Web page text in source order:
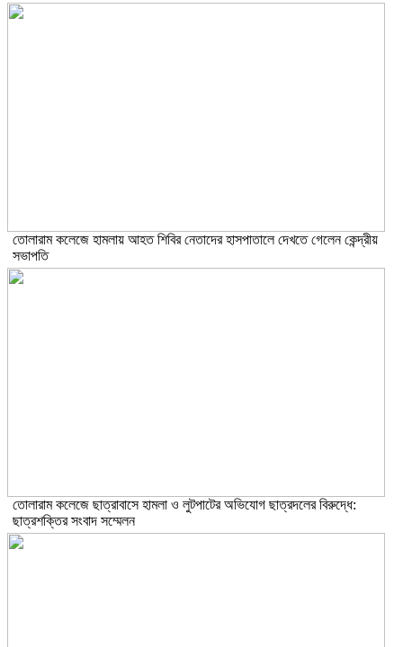
তোলারাম কলেজে হামলায় আহত শিবির নেতাদের হাসপাতালে দেখতে গেলেন কেন্দ্রীয়
সভাপতি
তোলারাম কলেজে ছাত্রাবাসে হামলা ও লুটপাটের অভিযোগ ছাত্রদলের বিরুদ্ধে:
ছাত্রশক্তির সংবাদ সম্মেলন